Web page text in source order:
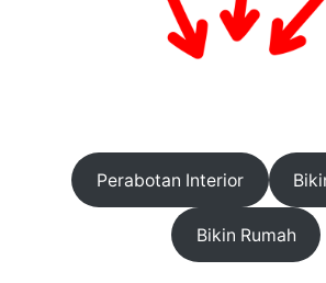
Perabotan Interior
Bikin Rumah